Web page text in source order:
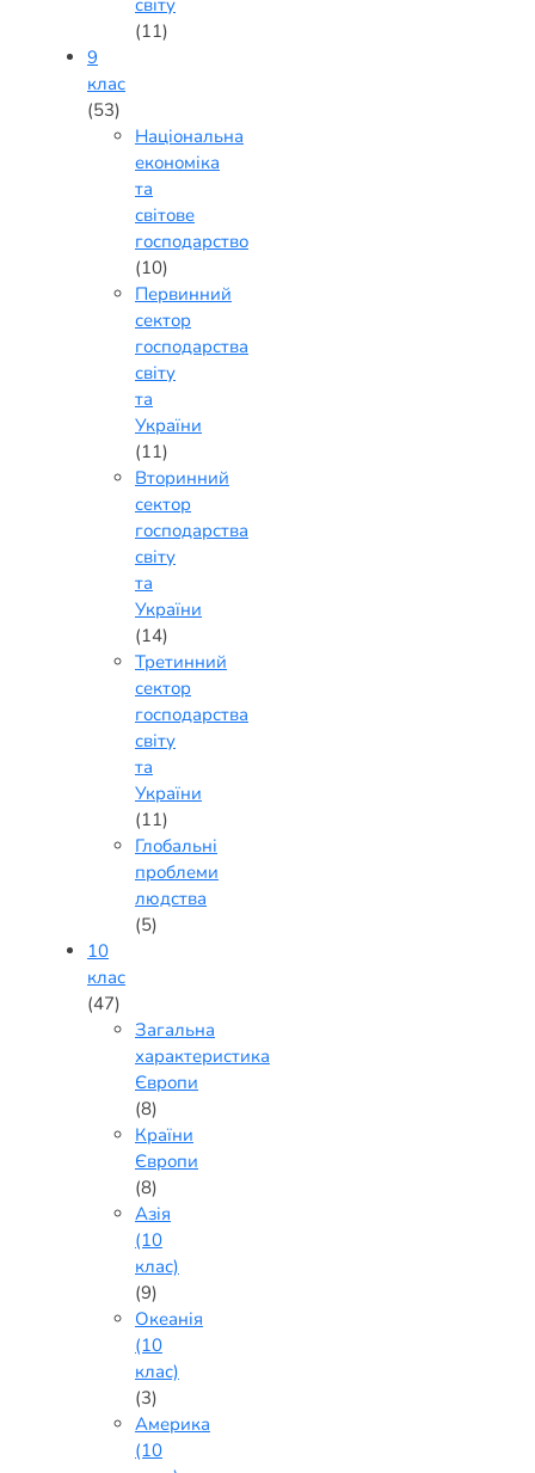
світу
(11)
9
клас
(53)
Національна
економіка
та
світове
господарство
(10)
Первинний
сектор
господарства
світу
та
України
(11)
Вторинний
сектор
господарства
світу
та
України
(14)
Третинний
сектор
господарства
світу
та
України
(11)
Глобальні
проблеми
людства
(5)
10
клас
(47)
Загальна
характеристика
Європи
(8)
Країни
Європи
(8)
Азія
(10
клас)
(9)
Океанія
(10
клас)
(3)
Америка
(10